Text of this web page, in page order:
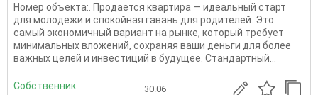
Номер объекта:. Продается квартира — идеальный старт
для молодежи и спокойная гавань для родителей. Это
самый экономичный вариант на рынке, который требует
минимальных вложений, сохраняя ваши деньги для более
важных целей и инвестиций в будущее. Стандартный...
Собственник 30.06